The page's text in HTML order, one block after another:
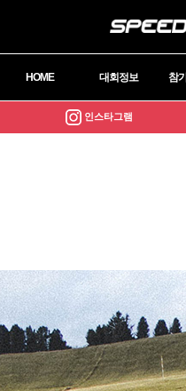
HOME 대회정보 참
인스타그램